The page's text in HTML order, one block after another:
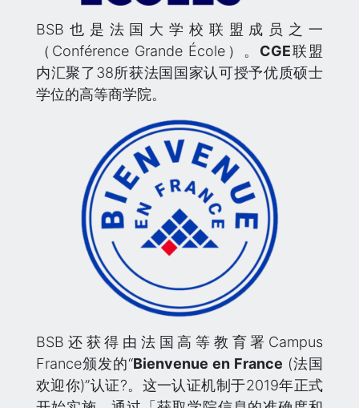
BSB也是法国大学校联盟成员之一
（Conférence Grande École）。 CGE联盟
内汇聚了38所获法国国家认可授予优质硕士
学位的高等商学院。
BSB还获得由法国高等教育署Campus
France颁发的“Bienvenue en France (法国
欢迎你)”认证?。这一认证机制于2019年正式